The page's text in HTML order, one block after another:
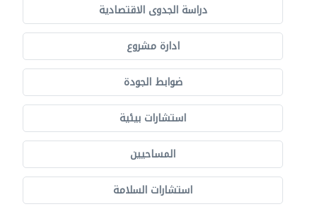
دراسة الجدوى الاقتصادية
ادارة مشروع
ضوابط الجودة
استشارات بيئية
المساحيين
استشارات السلامة